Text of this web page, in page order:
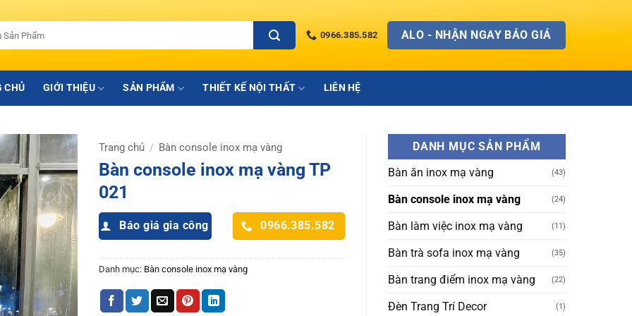
0966.385.582 ALO - NHẬN NGAY BÁO GIÁ
CHỦ GIỚI THIỆU SẢN PHẨM THIẾT KẾ NỘI THẤT LIÊN HỆ
Trang chủ / Bàn console inox mạ vàng
Bàn console inox mạ vàng TP
021
Báo giá gia công 0966.385.582
Danh mục: Bàn console inox mạ vàng
DANH MỤC SẢN PHẨM
Bàn ăn inox mạ vàng
(43)
Bàn console inox mạ vàng (24)
Bàn làm việc inox mạ vàng (11)
Bàn trà sofa inox mạ vàng (35)
Bàn trang điểm inox mạ vàng (22)
Đèn Trang Trí Decor (1)